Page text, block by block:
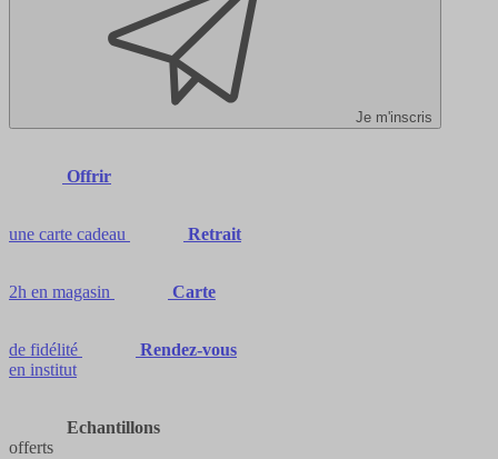
Je m'inscris
Offrir
une carte cadeau Retrait
2h en magasin Carte
de fidélité
Rendez-vous
en institut
Echantillons
offerts